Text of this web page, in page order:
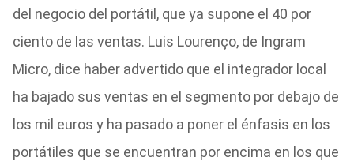
del negocio del portátil, que ya supone el 40 por
ciento de las ventas. Luis Lourenço, de Ingram
Micro, dice haber advertido que el integrador local
ha bajado sus ventas en el segmento por debajo de
los mil euros y ha pasado a poner el énfasis en los
portátiles que se encuentran por encima en los que